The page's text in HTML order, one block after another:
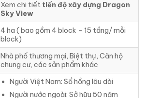
Xem chi tiết tiến độ xây dựng Dragon
Sky View
4 ha ( bao gồm 4 block – 15 tầng/ mỗi
block)
Nhà phố thương mại, Biệt thự, Căn hộ
chung cư, các sản phẩm khác
Người Việt Nam: Sổ hồng lâu dài
Người nước ngoài: Sở hữu 50 năm